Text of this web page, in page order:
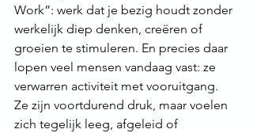
Work”: werk dat je bezig houdt zonder
werkelijk diep denken, creëren of
groeien te stimuleren. En precies daar
lopen veel mensen vandaag vast: ze
verwarren activiteit met vooruitgang.
Ze zijn voortdurend druk, maar voelen
zich tegelijk leeg, afgeleid of